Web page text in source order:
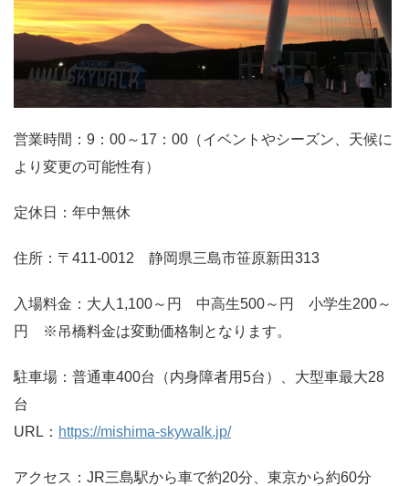
営業時間：9：00～17：00（イベントやシーズン、天候に
より変更の可能性有）
定休日：年中無休
住所：〒411-0012 静岡県三島市笹原新田313
入場料金：大人1,100～円 中高生500～円 小学生200～
円 ※吊橋料金は変動価格制となります。
駐車場：普通車400台（内身障者用5台）、大型車最大28
台
URL： https://mishima-skywalk.jp/
アクセス：JR三島駅から車で約20分、東京から約60分